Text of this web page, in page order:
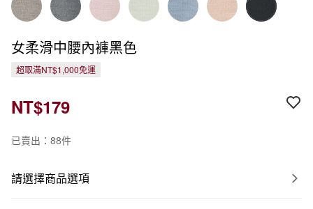
女柔滑中腰內褲黑色
超取滿NT$1,000免運
NT$179
已賣出：88件
請選擇商品選項